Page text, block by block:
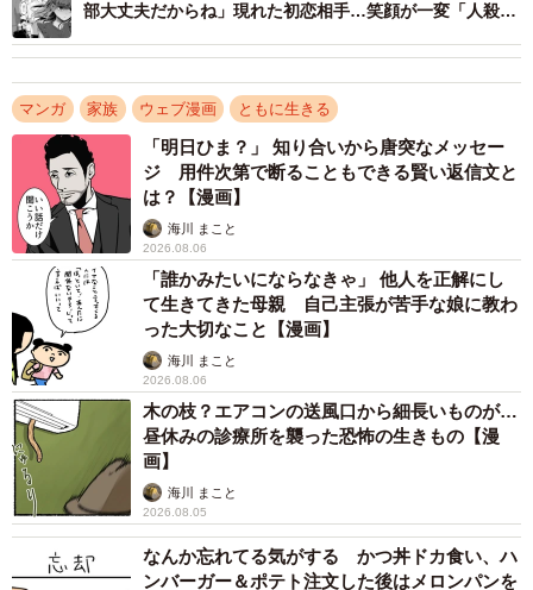
事件が起きたのは私が好きな場所だった学校裏の小さな雑木林 ©️芳野
嗣/講談社
3/67
部大丈夫だからね」現れた初恋相手…笑顔が一変「人殺し
マンガ 家族 ウェブ漫画 ともに生きる
「明日ひま？」 知り合いから唐突なメッセー
ジ 用件次第で断ることもできる賢い返信文と
は？【漫画】
海川 まこと
2026.08.06
「誰かみたいにならなきゃ」 他人を正解にし
て生きてきた母親 自己主張が苦手な娘に教わ
った大切なこと【漫画】
海川 まこと
2026.08.06
木の枝？エアコンの送風口から細長いものが…
昼休みの診療所を襲った恐怖の生きもの【漫
画】
海川 まこと
2026.08.05
なんか忘れてる気がする かつ丼ドカ食い、ハ
ンバーガー＆ポテト注文した後はメロンパンを